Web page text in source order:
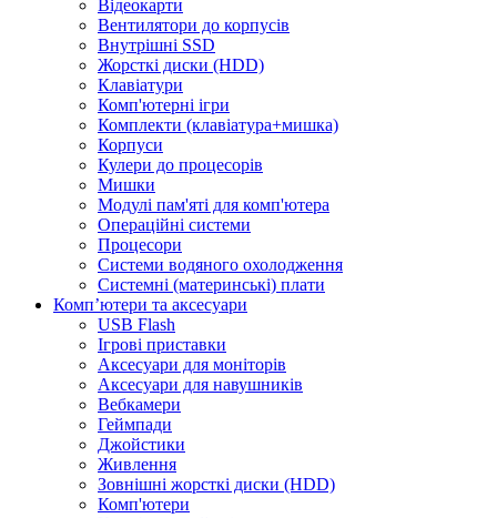
Відеокарти
Вентилятори до корпусів
Внутрішні SSD
Жорсткі диски (HDD)
Клавіатури
Комп'ютерні ігри
Комплекти (клавіатура+мишка)
Корпуси
Кулери до процесорів
Мишки
Модулі пам'яті для комп'ютера
Операційні системи
Процесори
Системи водяного охолодження
Системні (материнські) плати
Компʼютери та аксесуари
USB Flash
Ігрові приставки
Аксесуари для моніторів
Аксесуари для навушників
Вебкамери
Геймпади
Джойстики
Живлення
Зовнішні жорсткі диски (HDD)
Комп'ютери